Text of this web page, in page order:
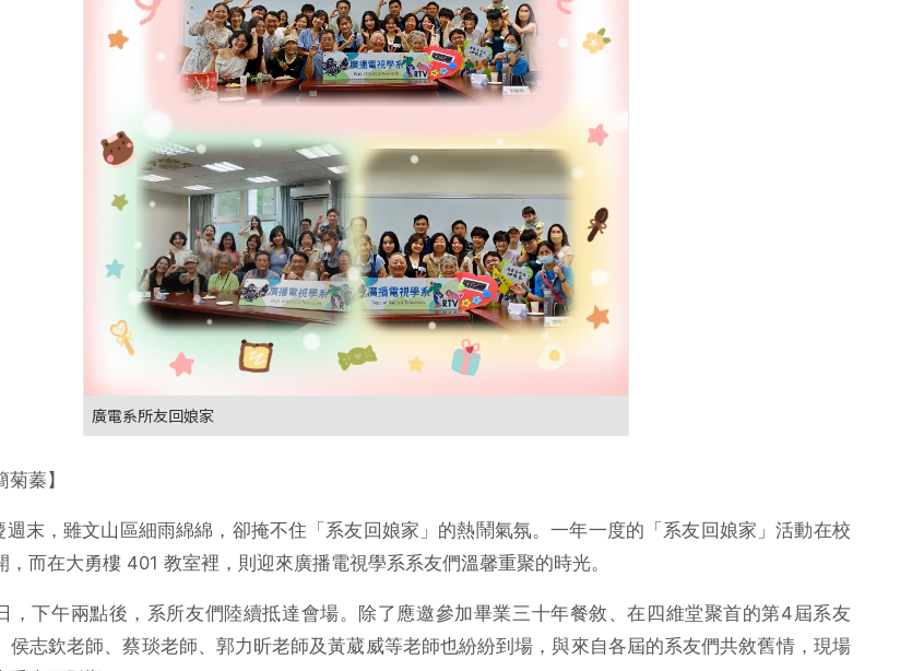
廣電系所友回娘家
菊蓁】
末，雖文山區細雨綿綿，卻掩不住「系友回娘家」的熱鬧氣氛。一年一度的「系友回娘家」活動在校
，而在大勇樓 401 教室裡，則迎來廣播電視學系系友們溫馨重聚的時光。
，下午兩點後，系所友們陸續抵達會場。除了應邀參加畢業三十年餐敘、在四維堂聚首的第4屆系友
侯志欽老師、蔡琰老師、郭力昕老師及黃葳威等老師也紛紛到場，與來自各屆的系友們共敘舊情，現場